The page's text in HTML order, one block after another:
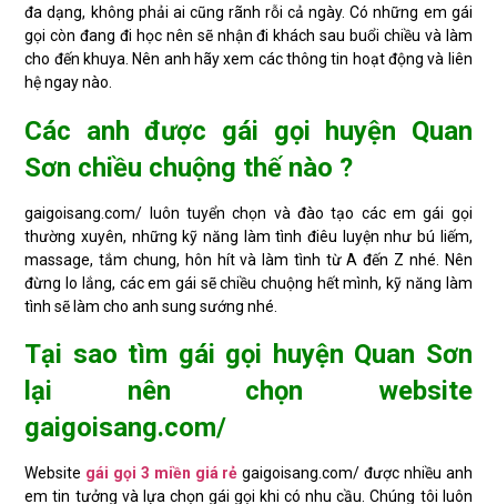
đa dạng, không phải ai cũng rãnh rỗi cả ngày. Có những em gái
gọi còn đang đi học nên sẽ nhận đi khách sau buổi chiều và làm
cho đến khuya. Nên anh hãy xem các thông tin hoạt động và liên
hệ ngay nào.
Các anh được gái gọi huyện Quan
Sơn chiều chuộng thế nào ?
gaigoisang.com/ luôn tuyển chọn và đào tạo các em gái gọi
thường xuyên, những kỹ năng làm tình điêu luyện như bú liếm,
massage, tắm chung, hôn hít và làm tình từ A đến Z nhé. Nên
đừng lo lắng, các em gái sẽ chiều chuộng hết mình, kỹ năng làm
tình sẽ làm cho anh sung sướng nhé.
Tại sao tìm gái gọi huyện Quan Sơn
lại nên chọn website
gaigoisang.com/
Website gái gọi 3 miền giá rẻ gaigoisang.com/ được nhiều anh
em tin tưởng và lựa chọn gái gọi khi có nhu cầu. Chúng tôi luôn